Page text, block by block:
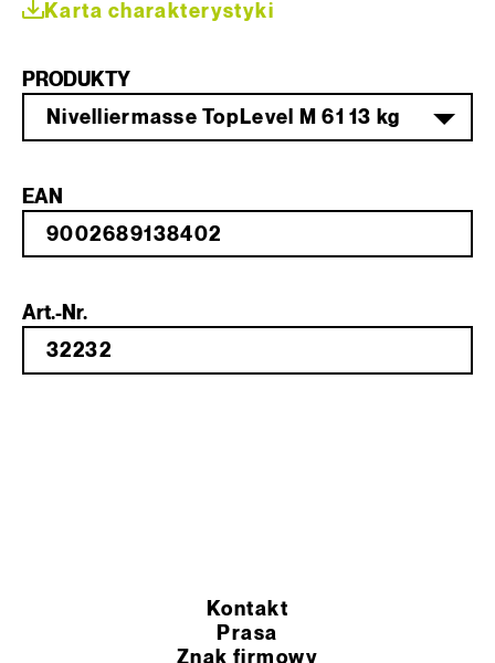
Karta charakterystyki
PRODUKTY
Nivelliermasse TopLevel M 61 13 kg
EAN
Art.-Nr.
Kontakt
Prasa
Znak firmowy